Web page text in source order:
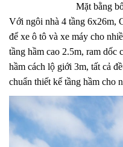
Mặt bằng
Với ngôi nhà 4 tầng 6x26m,
để xe ô tô và xe máy cho
tầng hầm cao 2.5m, ram dốc
hầm cách lộ giới 3m, tất cả
chuẩn thiết kế tầng hầm cho